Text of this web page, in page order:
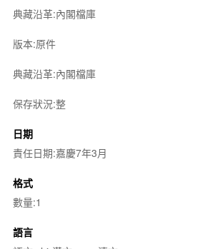
典藏沿革:內閣檔庫
版本:原件
典藏沿革:內閣檔庫
保存狀況:整
日期
責任日期:嘉慶7年3月
格式
數量:1
語言